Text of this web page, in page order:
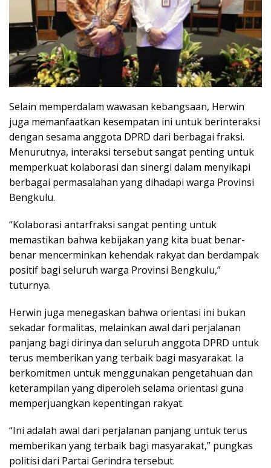
Selain memperdalam wawasan kebangsaan, Herwin
juga memanfaatkan kesempatan ini untuk berinteraksi
dengan sesama anggota DPRD dari berbagai fraksi.
Menurutnya, interaksi tersebut sangat penting untuk
memperkuat kolaborasi dan sinergi dalam menyikapi
berbagai permasalahan yang dihadapi warga Provinsi
Bengkulu.
“Kolaborasi antarfraksi sangat penting untuk
memastikan bahwa kebijakan yang kita buat benar-
benar mencerminkan kehendak rakyat dan berdampak
positif bagi seluruh warga Provinsi Bengkulu,”
tuturnya.
Herwin juga menegaskan bahwa orientasi ini bukan
sekadar formalitas, melainkan awal dari perjalanan
panjang bagi dirinya dan seluruh anggota DPRD untuk
terus memberikan yang terbaik bagi masyarakat. Ia
berkomitmen untuk menggunakan pengetahuan dan
keterampilan yang diperoleh selama orientasi guna
memperjuangkan kepentingan rakyat.
“Ini adalah awal dari perjalanan panjang untuk terus
memberikan yang terbaik bagi masyarakat,” pungkas
politisi dari Partai Gerindra tersebut.